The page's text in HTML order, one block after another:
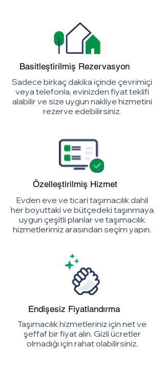
Basitleştirilmiş Rezervasyon
Sadece birkaç dakika içinde çevrimiçi
veya telefonla, evinizden fiyat teklifi
alabilir ve size uygun nakliye hizmetini
rezerve edebilirsiniz.
Özelleştirilmiş Hizmet
Evden eve ve ticari taşımacılık dahil
her boyuttaki ve bütçedeki taşınmaya
uygun çeşitli planlar ve taşımacılık
hizmetlerimiz arasından seçim yapın.
Endişesiz Fiyatlandırma
Taşımacılık hizmetleriniz için net ve
şeffaf bir fiyat alın. Gizli ücretler
olmadığı için rahat olabilirsiniz.